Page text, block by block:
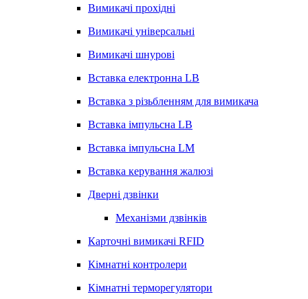
Вимикачі прохідні
Вимикачі універсальні
Вимикачі шнурові
Вставка електронна LB
Вставка з різьбленням для вимикача
Вставка імпульсна LB
Вставка імпульсна LМ
Вставка керування жалюзі
Дверні дзвінки
Механізми дзвінків
Карточні вимикачі RFID
Кімнатні контролери
Кімнатні терморегулятори